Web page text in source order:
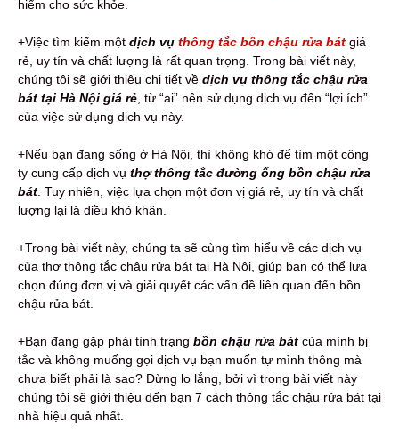
hiểm cho sức khỏe.
+Việc tìm kiếm một dịch vụ thông tắc bồn chậu rửa bát giá
rẻ, uy tín và chất lượng là rất quan trọng. Trong bài viết này,
chúng tôi sẽ giới thiệu chi tiết về dịch vụ thông tắc chậu rửa
bát tại Hà Nội giá rẻ , từ “ai” nên sử dụng dịch vụ đến “lợi ích”
của việc sử dụng dịch vụ này.
+Nếu bạn đang sống ở Hà Nội, thì không khó để tìm một công
ty cung cấp dịch vụ thợ thông tắc đường ống bồn chậu rửa
bát . Tuy nhiên, việc lựa chọn một đơn vị giá rẻ, uy tín và chất
lượng lại là điều khó khăn.
+Trong bài viết này, chúng ta sẽ cùng tìm hiểu về các dịch vụ
của thợ thông tắc chậu rửa bát tại Hà Nội, giúp bạn có thể lựa
chọn đúng đơn vị và giải quyết các vấn đề liên quan đến bồn
chậu rửa bát.
+Bạn đang gặp phải tình trạng bồn chậu rửa bát của mình bị
tắc và không muống gọi dịch vụ bạn muốn tự mình thông mà
chưa biết phải là sao? Đừng lo lắng, bởi vì trong bài viết này
chúng tôi sẽ giới thiệu đến bạn 7 cách thông tắc chậu rửa bát tại
nhà hiệu quả nhất.